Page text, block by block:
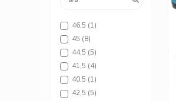
46,5 (1)
45 (8)
44,5 (5)
41,5 (4)
40,5 (1)
42,5 (5)